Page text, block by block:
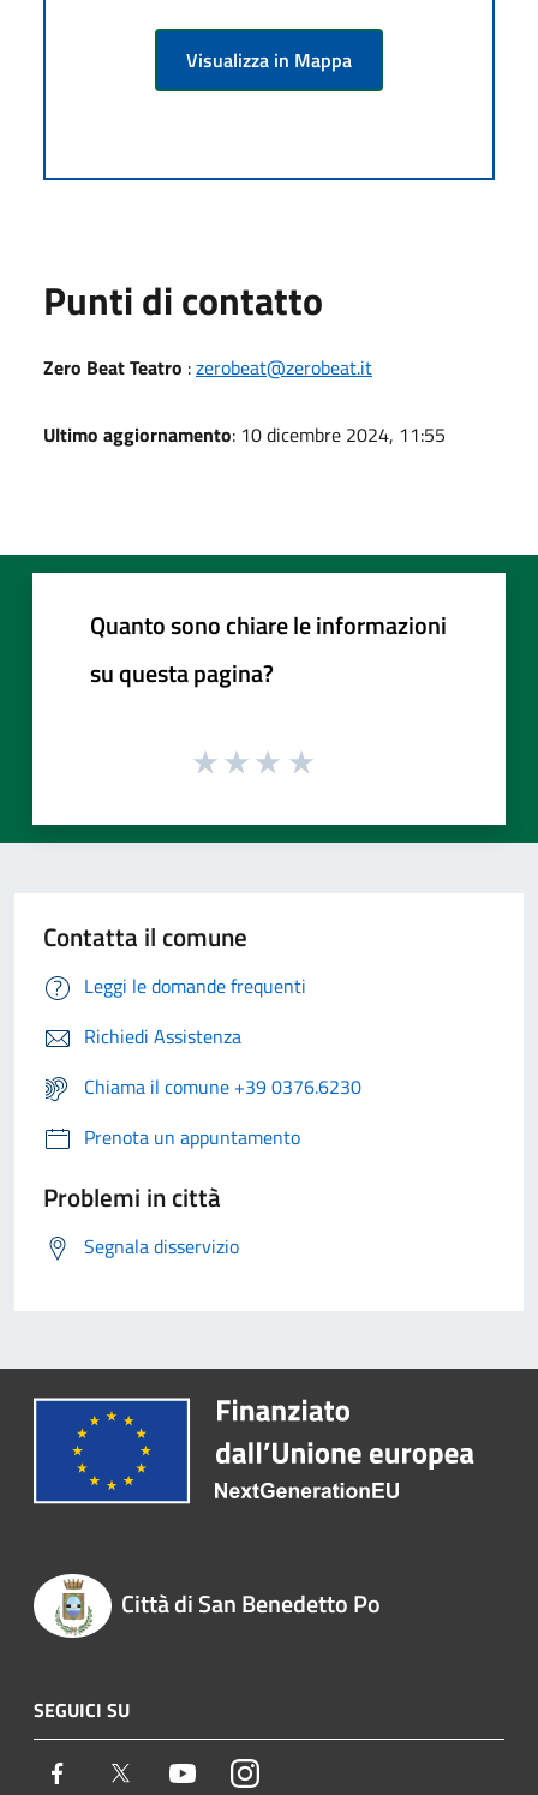
Visualizza in Mappa
Punti di contatto
Zero Beat Teatro :zerobeat@zerobeat.it
Ultimo aggiornamento: 10 dicembre 2024, 11:55
Quanto sono chiare le informazioni
su questa pagina?
Contatta il comune
Leggi le domande frequenti
Richiedi Assistenza
Chiama il comune +39 0376.6230
Prenota un appuntamento
Problemi in città
Segnala disservizio
Città di San Benedetto Po
SEGUICI SU
Facebook Twitter YoutubeInstagram